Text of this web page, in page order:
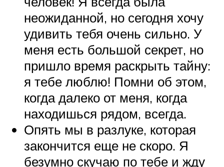
неожиданной, но сегодня хочу
удивить тебя очень сильно. У
меня есть большой секрет, но
пришло время раскрыть тайну:
я тебе люблю! Помни об этом,
когда далеко от меня, когда
находишься рядом, всегда.
Опять мы в разлуке, которая
закончится еще не скоро. Я
безумно скучаю по тебе и жду